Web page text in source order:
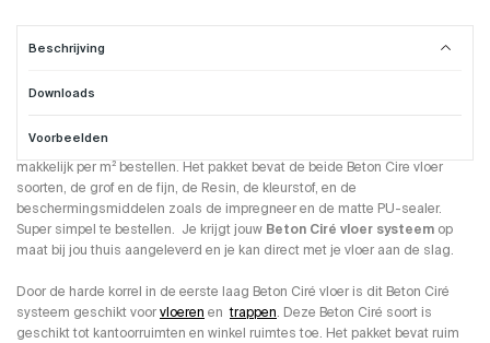
Beschrijving
Downloads
Voorbeelden
Beton Cire vloer systeem
Deze volledige professionele set
makkelijk per m² bestellen. Het pakket bevat de beide Beton Cire vloer
soorten, de grof en de fijn, de Resin, de kleurstof, en de
beschermingsmiddelen zoals de impregneer en de matte PU-sealer.
Super simpel te bestellen. Je krijgt jouw Beton Ciré vloer systeem op
maat bij jou thuis aangeleverd en je kan direct met je vloer aan de slag.
Door de harde korrel in de eerste laag Beton Ciré vloer is dit Beton Ciré
systeem geschikt voorvloeren entrappen. Deze Beton Ciré soort is
geschikt tot kantoorruimten en winkel ruimtes toe. Het pakket bevat ruim